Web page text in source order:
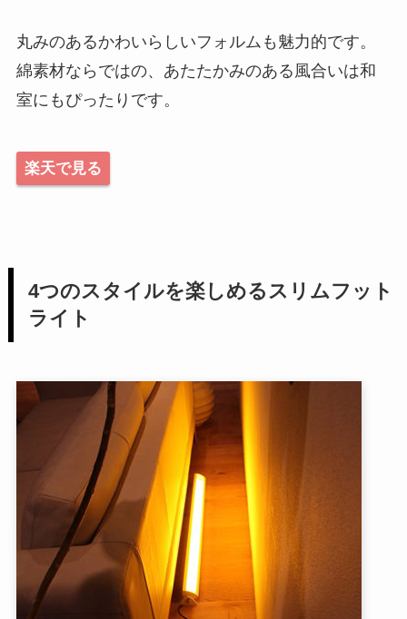
丸みのあるかわいらしいフォルムも魅力的です。
綿素材ならではの、あたたかみのある風合いは和
室にもぴったりです。
楽天で見る
4つのスタイルを楽しめるスリムフット
ライト